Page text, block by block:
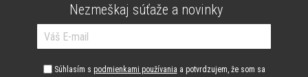
Nezmeškaj súťaže a novinky
Súhlasím s podmienkami používania a potvrdzujem, že som sa